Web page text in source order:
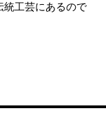
統工芸にあるので